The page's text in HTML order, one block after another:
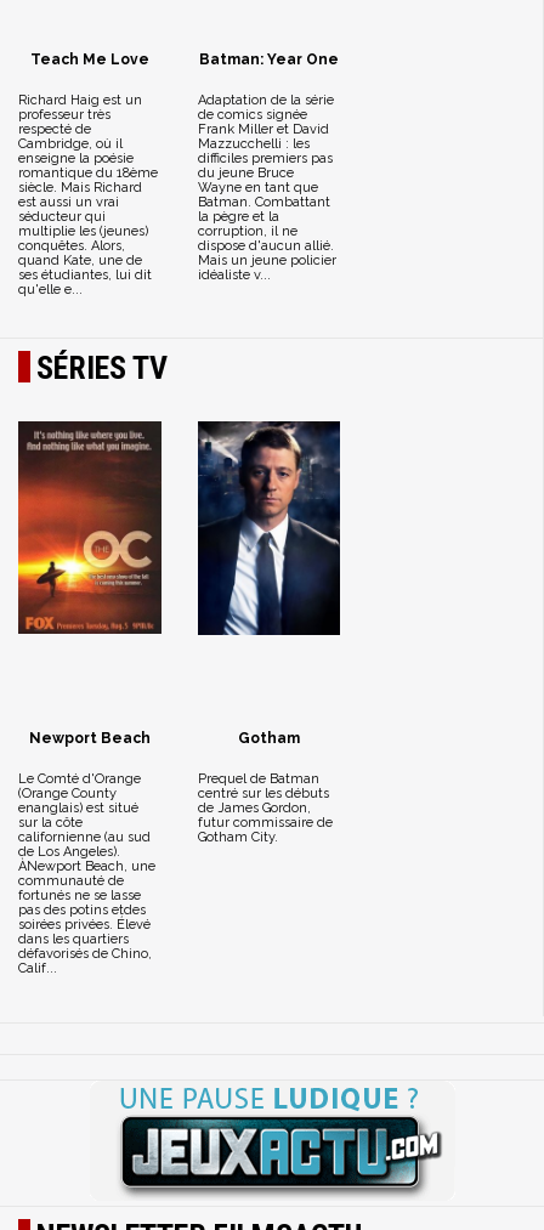
Teach Me Love
Richard Haig est un
professeur très
respecté de
Cambridge, où il
enseigne la poésie
romantique du 18ème
siècle. Mais Richard
est aussi un vrai
séducteur qui
multiplie les (jeunes)
conquêtes. Alors,
quand Kate, une de
ses étudiantes, lui dit
qu'elle e...
Batman: Year One
Adaptation de la série
de comics signée
Frank Miller et David
Mazzucchelli : les
difficiles premiers pas
du jeune Bruce
Wayne en tant que
Batman. Combattant
la pègre et la
corruption, il ne
dispose d'aucun allié.
Mais un jeune policier
idéaliste v...
SÉRIES TV
Newport Beach
Le Comté d'Orange
(Orange County
enanglais) est situé
sur la côte
californienne (au sud
de Los Angeles).
ÀNewport Beach, une
communauté de
fortunés ne se lasse
pas des potins etdes
soirées privées. Élevé
dans les quartiers
défavorisés de Chino,
Calif...
Gotham
Prequel de Batman
centré sur les débuts
de James Gordon,
futur commissaire de
Gotham City.